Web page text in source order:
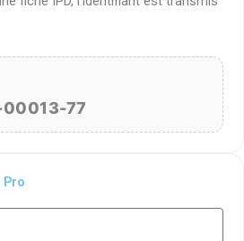
00013-77